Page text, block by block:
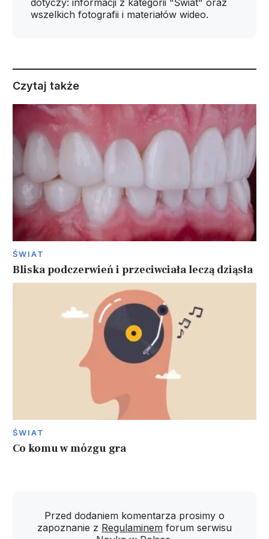
dotyczy: informacji z kategorii "Świat" oraz
wszelkich fotografii i materiałów wideo.
Czytaj także
ŚWIAT
Bliska podczerwień i przeciwciała leczą dziąsła
ŚWIAT
Co komu w mózgu gra
Przed dodaniem komentarza prosimy o
zapoznanie z Regulaminem forum serwisu